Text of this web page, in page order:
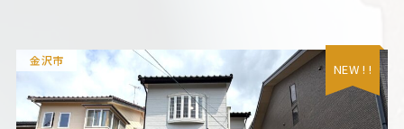
金沢市
NEW ! !